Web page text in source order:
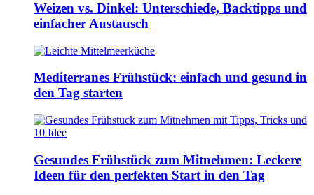
Weizen vs. Dinkel: Unterschiede, Backtipps und
einfacher Austausch
Mediterranes Frühstück: einfach und gesund in
den Tag starten
Gesundes Frühstück zum Mitnehmen: Leckere
Ideen für den perfekten Start in den Tag